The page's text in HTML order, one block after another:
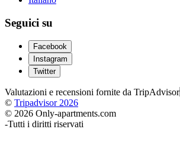
Seguici su
Facebook
Instagram
Twitter
Valutazioni e recensioni fornite da TripAdvisor
© Tripadvisor 2026
© 2026 Only-apartments.com
-Tutti i diritti riservati